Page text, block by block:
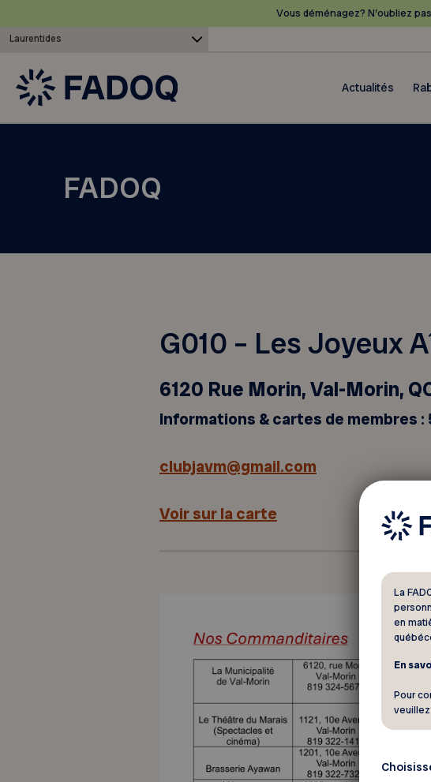
Vous déménagez? N’oubliez
Laurentides
Actualités
FADOQ
G010 – Les Joyeux
6120 Rue Morin, Val-Morin,
Informations & cartes de membres :
clubjavm@gmail.com
Voir sur la carte
La
en
En
Pour